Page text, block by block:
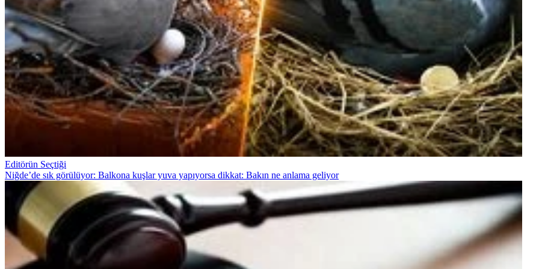
Editörün Seçtiği
Niğde’de sık görülüyor: Balkona kuşlar yuva yapıyorsa dikkat: Bakın ne anlama geliyor